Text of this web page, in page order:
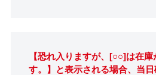
【恐れ入りますが、[○○]は在
す。】と表示される場合、当